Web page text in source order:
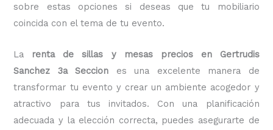
sobre estas opciones si deseas que tu mobiliario
coincida con el tema de tu evento.
La renta de sillas y mesas precios en Gertrudis
Sanchez 3a Seccion es una excelente manera de
transformar tu evento y crear un ambiente acogedor y
atractivo para tus invitados. Con una planificación
adecuada y la elección correcta, puedes asegurarte de